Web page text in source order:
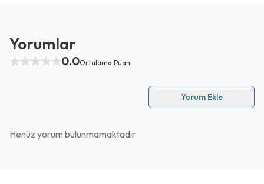
Yorumlar
0.0Ortalama Puan
Yorum Ekle
Henüz yorum bulunmamaktadır